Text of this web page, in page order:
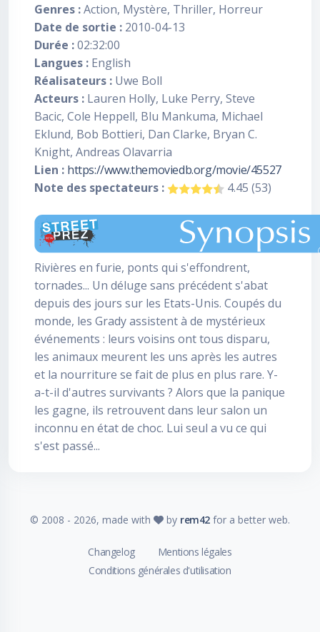
Genres :Action, Mystère, Thriller, Horreur
Date de sortie : 2010-04-13
Durée :02:32:00
Langues : English
Réalisateurs : Uwe Boll
Acteurs : Lauren Holly, Luke Perry, Steve
Bacic, Cole Heppell, Blu Mankuma, Michael
Eklund, Bob Bottieri, Dan Clarke, Bryan C.
Knight, Andreas Olavarria
Lien : https://www.themoviedb.org/movie/45527
Note des spectateurs :
4.45 (53)
Rivières en furie, ponts qui s'effondrent,
tornades... Un déluge sans précédent s'abat
depuis des jours sur les Etats-Unis. Coupés du
monde, les Grady assistent à de mystérieux
événements : leurs voisins ont tous disparu,
les animaux meurent les uns après les autres
et la nourriture se fait de plus en plus rare. Y-
a-t-il d'autres survivants ? Alors que la panique
les gagne, ils retrouvent dans leur salon un
inconnu en état de choc. Lui seul a vu ce qui
s'est passé...
© 2008 - 2026, made with by rem42 for a better web.
Changelog
Mentions légales
Conditions générales d'utilisation